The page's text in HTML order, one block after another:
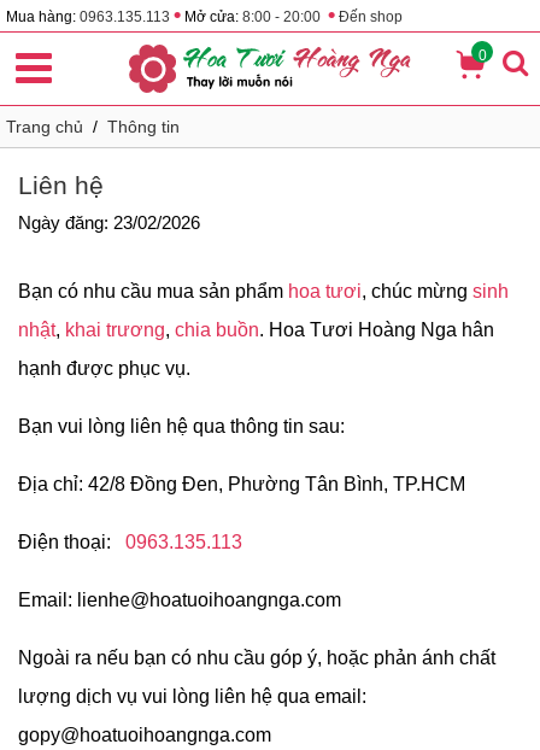
Mua hàng: 0963.135.113 • Mở cửa: 8:00 - 20:00 • Đến shop
0
Trang chủ / Thông tin
Liên hệ
Ngày đăng: 23/02/2026
Bạn có nhu cầu mua sản phẩm hoa tươi, chúc mừng sinh
nhật, khai trương, chia buồn. Hoa Tươi Hoàng Nga hân
hạnh được phục vụ.
Bạn vui lòng liên hệ qua thông tin sau:
Địa chỉ: 42/8 Đồng Đen, Phường Tân Bình, TP.HCM
Điện thoại: 0963.135.113
Email: lienhe@hoatuoihoangnga.com
Ngoài ra nếu bạn có nhu cầu góp ý, hoặc phản ánh chất
lượng dịch vụ vui lòng liên hệ qua email:
gopy@hoatuoihoangnga.com